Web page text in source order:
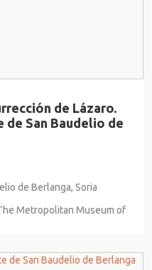
de Lázaro.
de San Baudelio de
de Berlanga, Soria
Metropolitan Museum of